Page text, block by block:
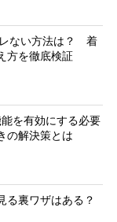
ない方法は？ 着
方を徹底検証
を有効にする必要
の解決策とは
る裏ワザはある？